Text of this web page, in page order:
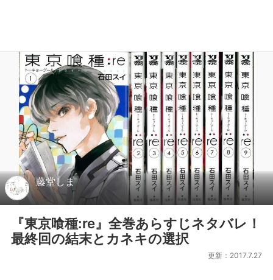
藤堂しま
『東京喰種:re』全巻あらすじネタバレ！
最終回の結末とカネキの選択
更新：2017.7.27